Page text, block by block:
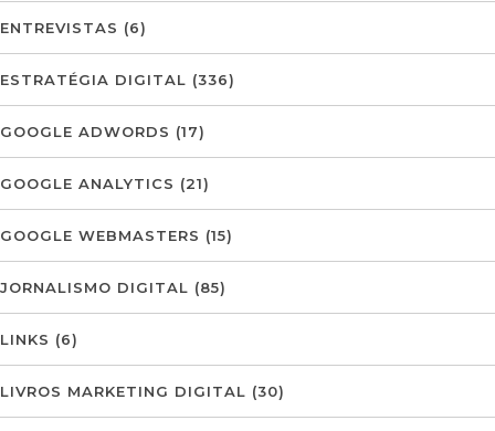
ENTREVISTAS (6)
ESTRATÉGIA DIGITAL (336)
GOOGLE ADWORDS (17)
GOOGLE ANALYTICS (21)
GOOGLE WEBMASTERS (15)
JORNALISMO DIGITAL (85)
LINKS (6)
LIVROS MARKETING DIGITAL (30)